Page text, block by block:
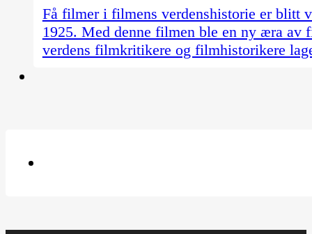
Få filmer i filmens verdenshistorie er blitt
1925. Med denne filmen ble en ny æra av
verdens filmkritikere og filmhistorikere